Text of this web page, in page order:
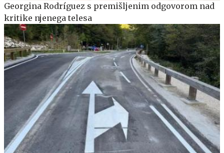
Georgina Rodríguez s premišljenim odgovorom nad
kritike njenega telesa